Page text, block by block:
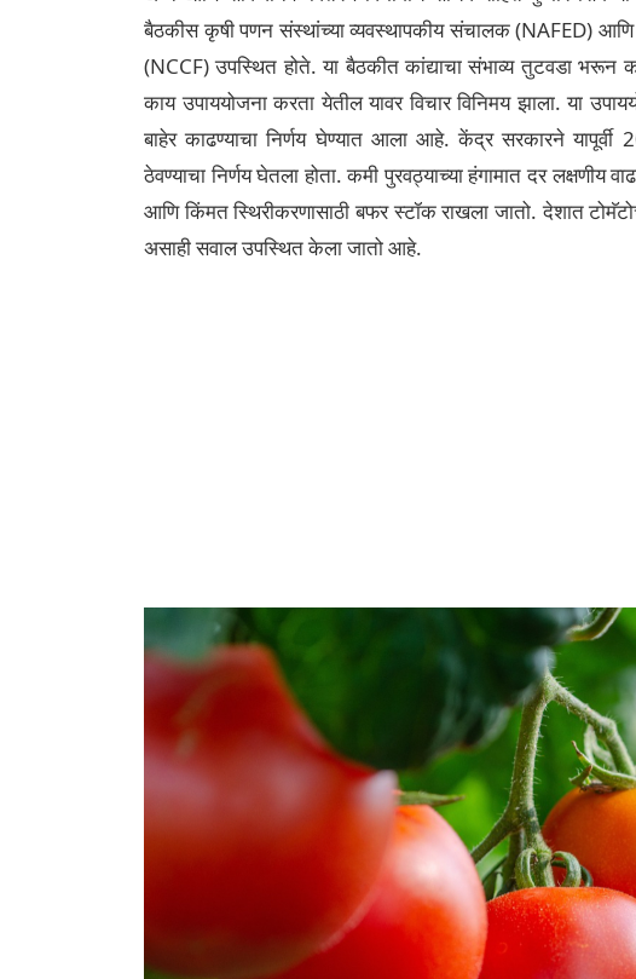
बैठकीस कृषी पणन संस्थांच्या व्यवस्थापकीय संचालक (NAFED)
(NCCF) उपस्थित होते. या बैठकीत कांद्याचा संभाव्य तुटवडा भरून
काय उपाययोजना करता येतील यावर विचार विनिमय झाला. या
बाहेर काढण्याचा निर्णय घेण्यात आला आहे. केंद्र सरकारने
ठेवण्याचा निर्णय घेतला होता. कमी पुरवठ्याच्या हंगामात दर लक्षणीय
आणि किंमत स्थिरीकरणासाठी बफर स्टॉक राखला जातो. देशात
असाही सवाल उपस्थित केला जातो आहे.